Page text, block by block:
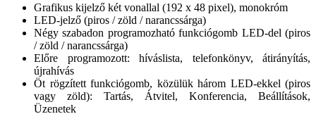
Grafikus kijelző két vonallal (192 x 48 pixel), monokróm
LED-jelző (piros / zöld / narancssárga)
Négy szabadon programozható funkciógomb LED-del (piros
/ zöld / narancssárga)
Előre programozott: híváslista, telefonkönyv, átirányítás,
újrahívás
Öt rögzített funkciógomb, közülük három LED-ekkel (piros
vagy zöld): Tartás, Átvitel, Konferencia, Beállítások,
Üzenetek